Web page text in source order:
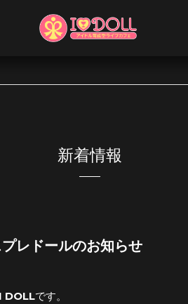
新着情報
レドールのお知らせ
です。